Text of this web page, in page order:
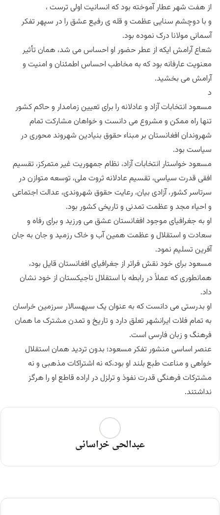
از هفت شهر عطار آموخته بود که انسانیت اولی ترست ،
و با دوچشم سنایی عظمت و قله ی رفیع عشق را در سپهر تفکر
آسمانی مولانا درک نموده بود.
شعاع آرامش ایکه از عطر حضور او احساس می شد، همان تأثیر
معنویت عارفانه بود که به مخاطب احساس اطمئنان و امنیت و
آرامش می بخشید.
د
مسعود انتخابات آزاد و عادلانه را برای تعیین زمامدار و حاکم کشور
تنها راه ممکن و مشروع می دانست و خواهان مشارکت تمام
شهروندان افغانستان بر مبناء حقوق بنیادین شهروند محوری در
سیاست بود.
مسعود خواستار انتخابات آزاد، نظام جمهوریت غیر متمرکز، تقسیم
افقی قدرت سیاسی، تقسیم عادلانه ثروت ملی، توسعه متوازن در
سرتاسر کشور، آزادی بیان، رعایت حقوق شهروندی، عدالت اجتماعی
و احیاء مجد و عظمت تمدنی و تاریخی کشور بود.
او به جغرافیای موجود افغانستان عشق می ورزید و برای رفاه و
سعادت و استقلال و عظمت همین آب و خاک رزمید و جان به جان
آفرین تسلیم نمود.
مسعود برای خود نقش فراتر از جغرافیای افغانستان قایل بود،
همانطوری که عملاً در رابطه با استقلال تاجیکستان از خود نشان
داد.
او بدرستی می دانست که به عنوان یک سپهسالار سرزمین خراسان
به تمام فلات ایرانشهر تعلق دارد و تاریخ و تمدن مشترک ما همان
فرهنگ و زبان فارسی است.
عنصر اساسی منشور تفکر مسعود؛ بدون تردید همان استقلال
خواهی و مناعت طبع بلند او بود،که نه اشتراکات مذهبی و نه
مشترکات فرهنگی قدرت نفوذ و ترلزل در اراده‌ قاطع او را هرگز
نداشتند.
عبدالحی خراسانی